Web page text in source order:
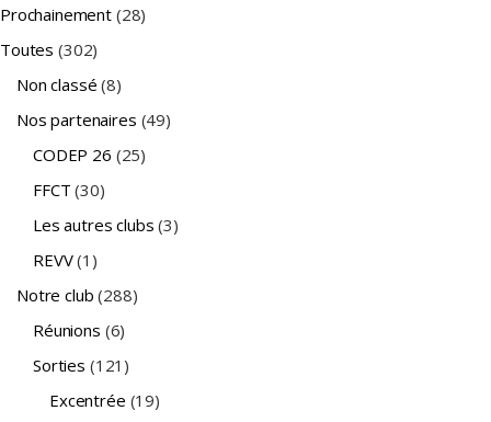
Prochainement (28)
Toutes (302)
Non classé (8)
Nos partenaires (49)
CODEP 26 (25)
FFCT (30)
Les autres clubs (3)
REVV(1)
Notre club (288)
Réunions (6)
Sorties (121)
Excentrée (19)